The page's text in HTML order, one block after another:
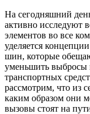
На сегодняшний
активно исследуют
элементов во все
уделяется
шин, которые
уменьшить выбросы
транспортных
рассмотрим, что из
каким образом они
вызовы стоят на